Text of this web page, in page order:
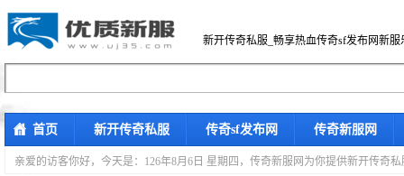
新开传奇私服_畅享热血传奇sf发布网新服
首页 新开传奇私服 传奇sf发布网 传奇新服网
亲爱的访客你好， 今天是：126年8月6日 星期四，传奇新服网为你提供新开传奇